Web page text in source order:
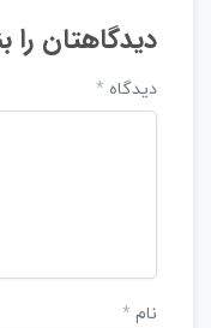
دیدگاهتان را
دیدگاه *
نام *